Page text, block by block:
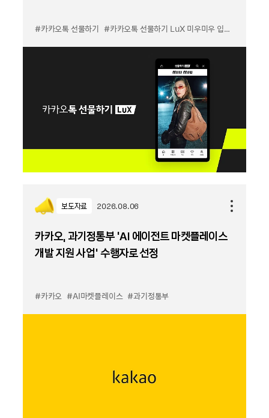
#카카오톡 선물하기 #카카오톡 선물하기 LuX 미우미우 입점
보도자료 2026.08.06
카카오, 과기정통부 ‘AI 에이전트 마켓플레이스
개발 지원 사업’ 수행자로 선정
#카카오 #AI마켓플레이스 #과기정통부